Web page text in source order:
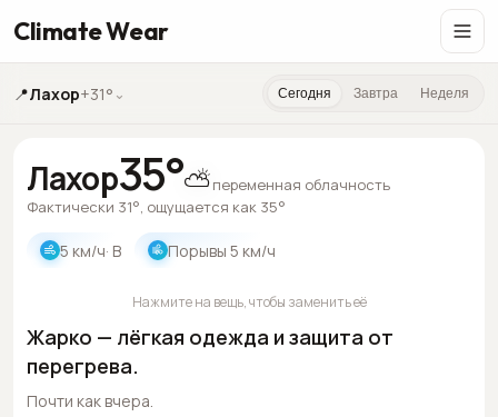
Climate Wear
📍Лахор+31° ⌄ Сегодня Завтра Неделя
Лахор35°⛅переменная облачность
Фактически 31°, ощущается как 35°
5 км/ч· В Порывы 5 км/ч
Жарко — лёгкая одежда и защита от
перегрева.
Почти как вчера.
Нажмите на вещь, чтобы заменить её